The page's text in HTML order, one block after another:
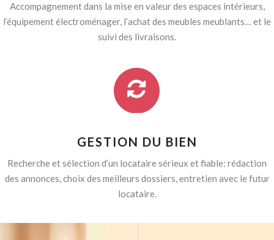
Accompagnement dans la mise en valeur des espaces intérieurs,
l’équipement électroménager, l’achat des meubles meublants… et le
suivi des livraisons.
GESTION DU BIEN
Recherche et sélection d’un locataire sérieux et fiable: rédaction
des annonces, choix des meilleurs dossiers, entretien avec le futur
locataire.